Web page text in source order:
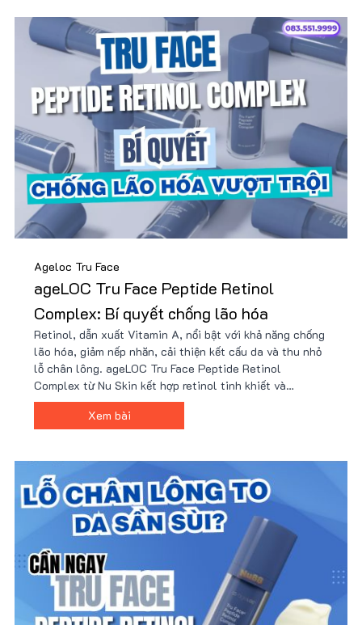
Ageloc Tru Face
ageLOC Tru Face Peptide Retinol
Complex: Bí quyết chống lão hóa
Retinol, dẫn xuất Vitamin A, nổi bật với khả năng chống
lão hóa, giảm nếp nhăn, cải thiện kết cấu da và thu nhỏ
lỗ chân lông. ageLOC Tru Face Peptide Retinol
Complex từ Nu Skin kết hợp retinol tinh khiết và
peptide tiên tiến, mang lại hiệu quả vượt trội mà không
gây kích ứng. Mua sản phẩm giá tốt kèm nhiều quà tặng.
Xem bài